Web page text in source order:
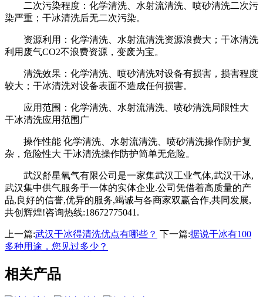
二次污染程度：化学清洗、水射流清洗、喷砂清洗二次污
染严重；干冰清洗后无二次污染。
资源利用：化学清洗、水射流清洗资源浪费大；干冰清洗
利用废气CO2不浪费资源，变废为宝。
清洗效果：化学清洗、喷砂清洗对设备有损害，损害程度
较大；干冰清洗对设备表面不造成任何损害。
应用范围：化学清洗、水射流清洗、喷砂清洗局限性大
干冰清洗应用范围广
操作性能 化学清洗、水射流清洗、喷砂清洗操作防护复
杂，危险性大 干冰清洗操作防护简单无危险。
武汉舒星氧气有限公司是一家集武汉工业气体,武汉干冰,
武汉集中供气服务于一体的实体企业.公司凭借着高质量的产
品,良好的信誉,优异的服务,竭诚与各商家双赢合作,共同发展,
共创辉煌!咨询热线:18672775041.
上一篇:武汉干冰得清洗优点有哪些？ 下一篇:据说干冰有100
多种用途，您见过多少？
相关产品